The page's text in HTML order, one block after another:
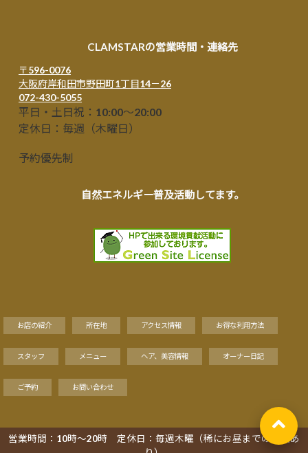
営業時間：10時～20時 定休日：毎週木曜（稀にお昼までの営業あ
CLAMSTARの営業時間・連絡先
〒596-0076
大阪府岸和田市野田町1丁目14－26
072-430-5055
平日・土日祝：10:00～20:00
定休日：毎週（木曜日）
予約優先制
自然エネルギー普及活動してます。
お店の紹介 所在地 アクセス情報 お得な利用方法
スタッフ メニュー ヘア、美容情報 オーナー日記
ご予約 お問い合わせ
Copyright©